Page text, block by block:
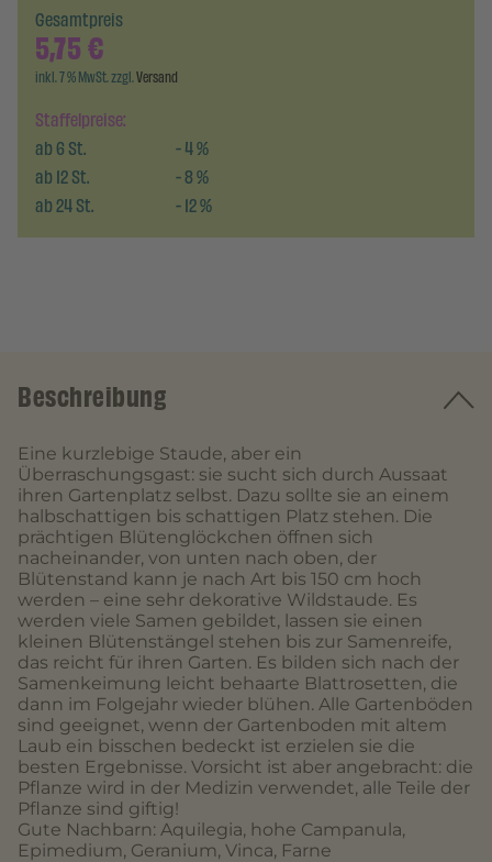
Staffelpreise:
ab6St. -4%
ab12St. -8%
ab24St. -12%
Gesamtpreis
5,75€
inkl. 7 % MwSt. zzgl.Versand
Beschreibung
Eine kurzlebige Staude, aber ein
Überraschungsgast: sie sucht sich durch Aussaat
ihren Gartenplatz selbst. Dazu sollte sie an einem
halbschattigen bis schattigen Platz stehen. Die
prächtigen Blütenglöckchen öffnen sich
nacheinander, von unten nach oben, der
Blütenstand kann je nach Art bis 150 cm hoch
werden – eine sehr dekorative Wildstaude. Es
werden viele Samen gebildet, lassen sie einen
kleinen Blütenstängel stehen bis zur Samenreife,
das reicht für ihren Garten. Es bilden sich nach der
Samenkeimung leicht behaarte Blattrosetten, die
dann im Folgejahr wieder blühen. Alle Gartenböden
sind geeignet, wenn der Gartenboden mit altem
Laub ein bisschen bedeckt ist erzielen sie die
besten Ergebnisse. Vorsicht ist aber angebracht: die
Pflanze wird in der Medizin verwendet, alle Teile der
Pflanze sind giftig!
Gute Nachbarn: Aquilegia, hohe Campanula,
Epimedium, Geranium, Vinca, Farne